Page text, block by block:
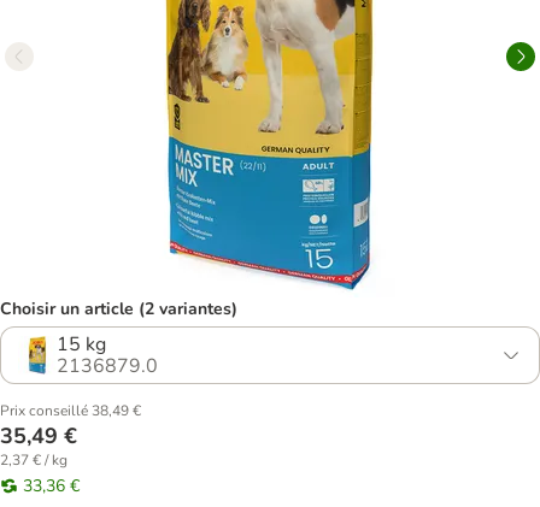
Choisir un article (2 variantes)
15 kg
2136879.0
Prix conseillé 38,49 €
35,49 €
2,37 € / kg
33,36 €